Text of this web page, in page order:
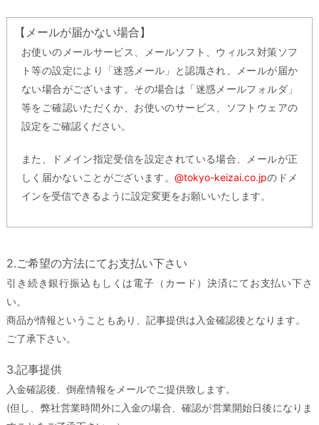
【メールが届かない場合】
お使いのメールサービス、メールソフト、ウィルス対策ソフ
ト等の設定により「迷惑メール」と認識され、メールが届か
ない場合がございます。その場合は「迷惑メールフォルダ」
等をご確認いただくか、お使いのサービス、ソフトウェアの
設定をご確認ください。
また、ドメイン指定受信を設定されている場合、メールが正
しく届かないことがございます。@tokyo-keizai.co.jpのドメ
インを受信できるように設定変更をお願いいたします。
2.ご希望の方法にてお支払い下さい
引き続き銀行振込もしくは電子（カード）決済にてお支払い下さ
い。
商品が情報ということもあり、記事提供は入金確認後となります。
ご了承下さい。
3.記事提供
入金確認後、倒産情報をメールでご提供致します。
(但し、弊社営業時間外に入金の場合、確認が営業開始日後になりま